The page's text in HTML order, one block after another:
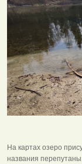
На картах озеро
названия